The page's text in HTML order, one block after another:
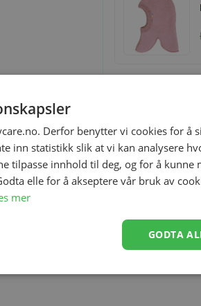
ankel som sikrer god
Derfor benytter vi cookies for å
inn statistikk slik at vi kan analysere
tilpasse innhold til deg, og for å kunne
elle for å akseptere vår bruk av
mer
GODTA